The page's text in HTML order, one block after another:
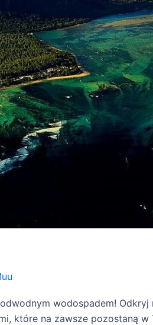
wodospadem!
które na zawsze pozostaną w